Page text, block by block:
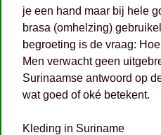
je een hand maar bij hele
brasa (omhelzing)
begroeting is de vraag: Hoe
Men verwacht geen
Surinaamse antwoord op
wat goed of oké betekent.
Kleding in Suriname